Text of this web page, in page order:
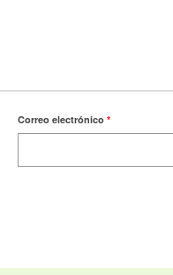
Correo electrónico *